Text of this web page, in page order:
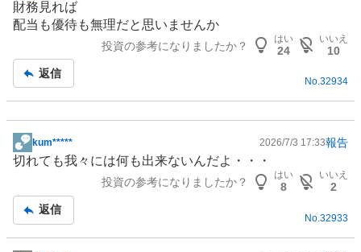
板
記
財務見れば
配当も優待も無理だと思いませんか
投資の参考になりましたか？
はい
24
いいえ
10
返信
No.32934
掲
示
事
kum***** 2026/7/3 17:33報告
切れても我々には何も出来ないんだよ・・・
投資の参考になりましたか？
はい
8
いいえ
2
返信
No. 32933